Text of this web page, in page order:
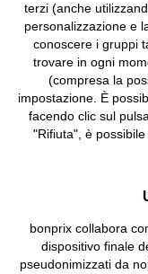
©2026
bonprix S.r.l. con
Valdengo (BI) C.F.
Biella n.
IT09060P00000858,
Sociale: euro
e coordinamento di
terzi (anche
personalizzazione e
conoscere i gruppi
trovare in ogni
(compresa la
impostazione. È
facendo clic sul
"Rifiuta", è
bonprix collabora
dispositivo finale
pseudonimizzati da